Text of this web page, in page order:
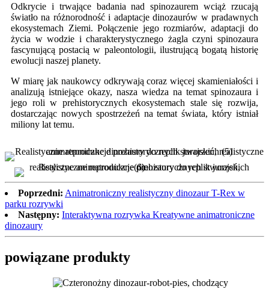
Odkrycie i trwające badania nad spinozaurem wciąż rzucają
światło na różnorodność i adaptacje dinozaurów w pradawnych
ekosystemach Ziemi. Połączenie jego rozmiarów, adaptacji do
życia w wodzie i charakterystycznego żagla czyni spinozaura
fascynującą postacią w paleontologii, ilustrującą bogatą historię
ewolucji naszej planety.
W miarę jak naukowcy odkrywają coraz więcej skamieniałości i
analizują istniejące okazy, nasza wiedza na temat spinozaura i
jego roli w prehistorycznych ekosystemach stale się rozwija,
dostarczając nowych spostrzeżeń na temat świata, który istniał
miliony lat temu.
Poprzedni: Animatroniczny realistyczny dinozaur T-Rex w
parku rozrywki
Następny: Interaktywna rozrywka Kreatywne animatroniczne
dinozaury
powiązane produkty